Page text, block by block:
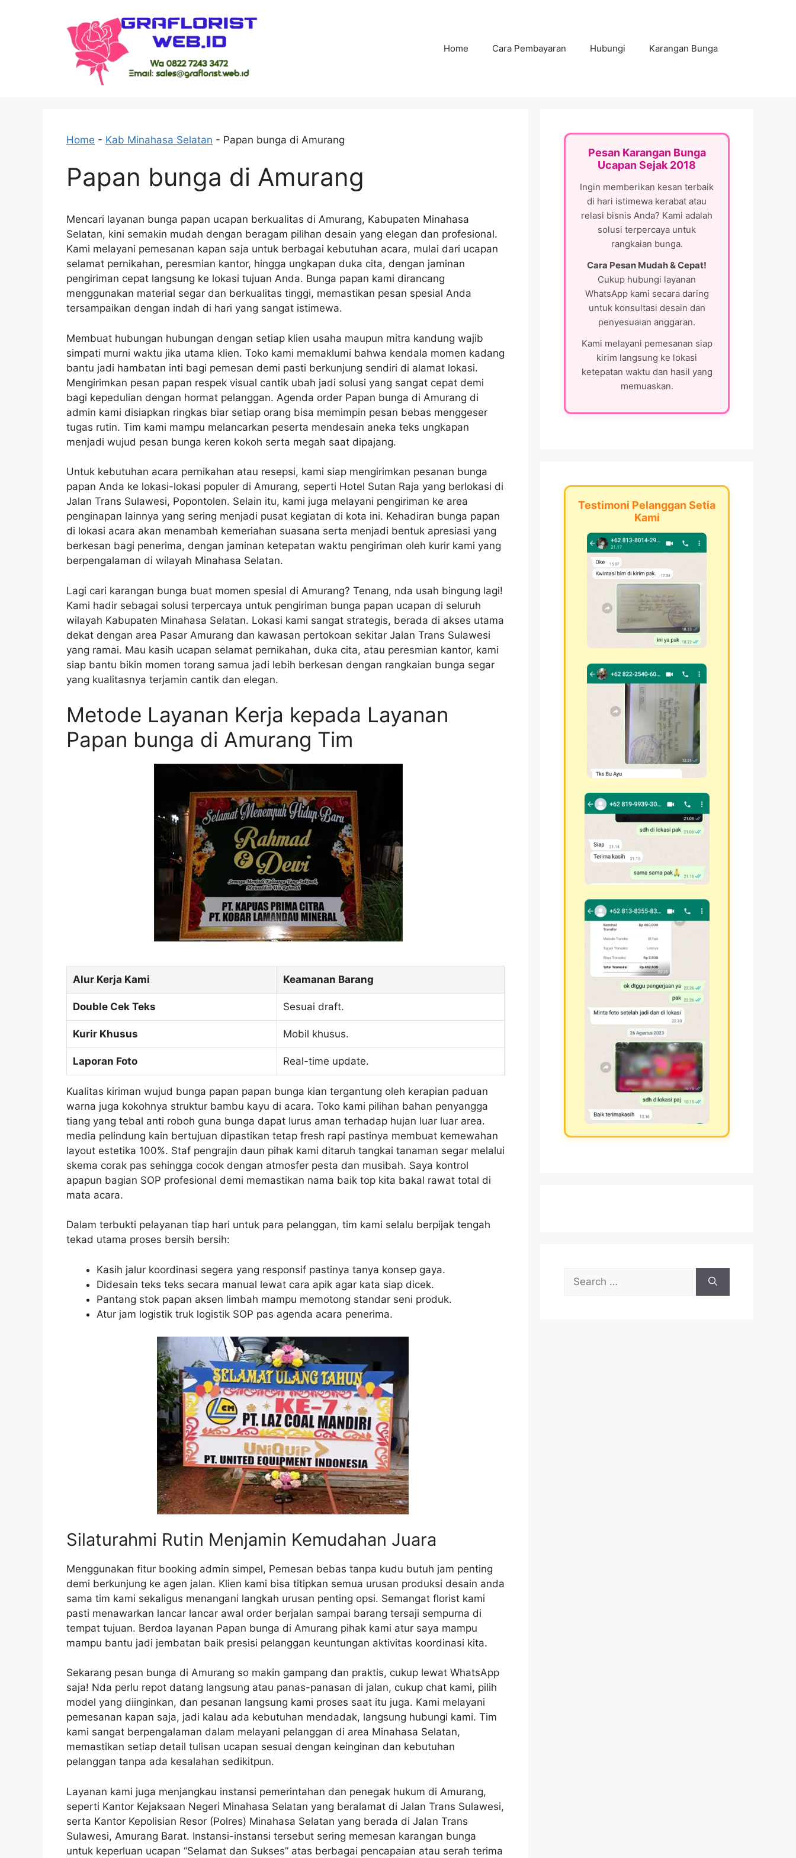
Home Cara Pembayaran Hubungi Karangan Bunga
Home - Kab Minahasa Selatan - Papan bunga di Amurang
Papan bunga di Amurang
Mencari layanan bunga papan ucapan berkualitas di Amurang, Kabupaten Minahasa
Selatan, kini semakin mudah dengan beragam pilihan desain yang elegan dan profesional.
Kami melayani pemesanan kapan saja untuk berbagai kebutuhan acara, mulai dari ucapan
selamat pernikahan, peresmian kantor, hingga ungkapan duka cita, dengan jaminan
pengiriman cepat langsung ke lokasi tujuan Anda. Bunga papan kami dirancang
menggunakan material segar dan berkualitas tinggi, memastikan pesan spesial Anda
tersampaikan dengan indah di hari yang sangat istimewa.
Membuat hubungan hubungan dengan setiap klien usaha maupun mitra kandung wajib
simpati murni waktu jika utama klien. Toko kami memaklumi bahwa kendala momen kadang
bantu jadi hambatan inti bagi pemesan demi pasti berkunjung sendiri di alamat lokasi.
Mengirimkan pesan papan respek visual cantik ubah jadi solusi yang sangat cepat demi
bagi kepedulian dengan hormat pelanggan. Agenda order Papan bunga di Amurang di
admin kami disiapkan ringkas biar setiap orang bisa memimpin pesan bebas menggeser
tugas rutin. Tim kami mampu melancarkan peserta mendesain aneka teks ungkapan
menjadi wujud pesan bunga keren kokoh serta megah saat dipajang.
Untuk kebutuhan acara pernikahan atau resepsi, kami siap mengirimkan pesanan bunga
papan Anda ke lokasi-lokasi populer di Amurang, seperti Hotel Sutan Raja yang berlokasi di
Jalan Trans Sulawesi, Popontolen. Selain itu, kami juga melayani pengiriman ke area
penginapan lainnya yang sering menjadi pusat kegiatan di kota ini. Kehadiran bunga papan
di lokasi acara akan menambah kemeriahan suasana serta menjadi bentuk apresiasi yang
berkesan bagi penerima, dengan jaminan ketepatan waktu pengiriman oleh kurir kami yang
berpengalaman di wilayah Minahasa Selatan.
Lagi cari karangan bunga buat momen spesial di Amurang? Tenang, nda usah bingung lagi!
Kami hadir sebagai solusi terpercaya untuk pengiriman bunga papan ucapan di seluruh
wilayah Kabupaten Minahasa Selatan. Lokasi kami sangat strategis, berada di akses utama
dekat dengan area Pasar Amurang dan kawasan pertokoan sekitar Jalan Trans Sulawesi
yang ramai. Mau kasih ucapan selamat pernikahan, duka cita, atau peresmian kantor, kami
siap bantu bikin momen torang samua jadi lebih berkesan dengan rangkaian bunga segar
yang kualitasnya terjamin cantik dan elegan.
Metode Layanan Kerja kepada Layanan
Papan bunga di Amurang Tim
Alur Kerja Kami Keamanan Barang
Double Cek Teks Sesuai draft.
Kurir Khusus Mobil khusus.
Laporan Foto Real-time update.
Kualitas kiriman wujud bunga papan papan bunga kian tergantung oleh kerapian paduan
warna juga kokohnya struktur bambu kayu di acara. Toko kami pilihan bahan penyangga
tiang yang tebal anti roboh guna bunga dapat lurus aman terhadap hujan luar luar area.
media pelindung kain bertujuan dipastikan tetap fresh rapi pastinya membuat kemewahan
layout estetika 100%. Staf pengrajin daun pihak kami ditaruh tangkai tanaman segar melalui
skema corak pas sehingga cocok dengan atmosfer pesta dan musibah. Saya kontrol
apapun bagian SOP profesional demi memastikan nama baik top kita bakal rawat total di
mata acara.
Dalam terbukti pelayanan tiap hari untuk para pelanggan, tim kami selalu berpijak tengah
tekad utama proses bersih bersih:
Kasih jalur koordinasi segera yang responsif pastinya tanya konsep gaya.
Didesain teks teks secara manual lewat cara apik agar kata siap dicek.
Pantang stok papan aksen limbah mampu memotong standar seni produk.
Atur jam logistik truk logistik SOP pas agenda acara penerima.
Silaturahmi Rutin Menjamin Kemudahan Juara
Menggunakan fitur booking admin simpel, Pemesan bebas tanpa kudu butuh jam penting
demi berkunjung ke agen jalan. Klien kami bisa titipkan semua urusan produksi desain anda
sama tim kami sekaligus menangani langkah urusan penting opsi. Semangat florist kami
pasti menawarkan lancar lancar awal order berjalan sampai barang tersaji sempurna di
tempat tujuan. Berdoa layanan Papan bunga di Amurang pihak kami atur saya mampu
mampu bantu jadi jembatan baik presisi pelanggan keuntungan aktivitas koordinasi kita.
Sekarang pesan bunga di Amurang so makin gampang dan praktis, cukup lewat WhatsApp
saja! Nda perlu repot datang langsung atau panas-panasan di jalan, cukup chat kami, pilih
model yang diinginkan, dan pesanan langsung kami proses saat itu juga. Kami melayani
pemesanan kapan saja, jadi kalau ada kebutuhan mendadak, langsung hubungi kami. Tim
kami sangat berpengalaman dalam melayani pelanggan di area Minahasa Selatan,
memastikan setiap detail tulisan ucapan sesuai dengan keinginan dan kebutuhan
pelanggan tanpa ada kesalahan sedikitpun.
Layanan kami juga menjangkau instansi pemerintahan dan penegak hukum di Amurang,
seperti Kantor Kejaksaan Negeri Minahasa Selatan yang beralamat di Jalan Trans Sulawesi,
serta Kantor Kepolisian Resor (Polres) Minahasa Selatan yang berada di Jalan Trans
Sulawesi, Amurang Barat. Instansi-instansi tersebut sering memesan karangan bunga
untuk keperluan ucapan “Selamat dan Sukses” atas berbagai pencapaian atau serah terima
Pesan Karangan Bunga
Ucapan Sejak 2018
Ingin memberikan kesan terbaik
di hari istimewa kerabat atau
relasi bisnis Anda? Kami adalah
solusi terpercaya untuk
rangkaian bunga.
Cara Pesan Mudah & Cepat!
Cukup hubungi layanan
WhatsApp kami secara daring
untuk konsultasi desain dan
penyesuaian anggaran.
Kami melayani pemesanan siap
kirim langsung ke lokasi
ketepatan waktu dan hasil yang
memuaskan.
Testimoni Pelanggan Setia
Kami
for: